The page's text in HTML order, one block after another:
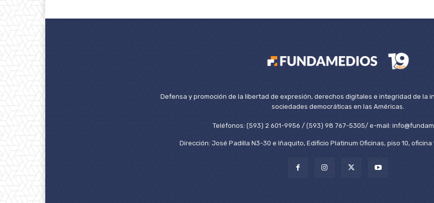
Defensa y promoción de la libertad de expresión, derechos digitales e integridad de la
sociedades democráticas en las Américas.
Teléfonos: (593) 2 601-9956 / (593) 98 767-5305/ e-mail:
Dirección: José Padilla N3-30 e Iñaquito, Edificio Platinum Oficinas, piso 10,